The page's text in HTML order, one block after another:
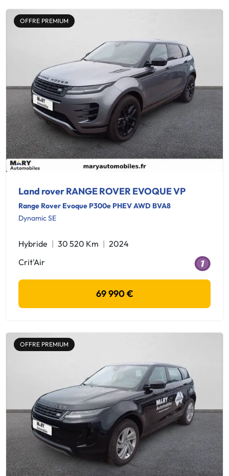
OFFRE PREMIUM
Land rover RANGE ROVER EVOQUE VP
Range Rover Evoque P300e PHEV AWD BVA8
Dynamic SE
Hybride 30 520 Km
2024
Crit'Air
69 990 €
OFFRE PREMIUM